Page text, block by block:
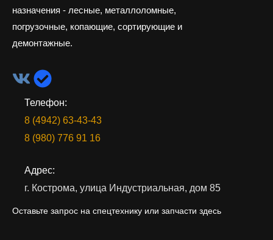
назначения - лесные, металлоломные,
погрузочные, копающие, сортирующие и
демонтажные.
Телефон:
8 (4942) 63-43-43
8 (980) 776 91 16
Адрес:
г. Кострома, улица Индустриальная, дом 85
Оставьте запрос на спецтехнику или запчасти здесь